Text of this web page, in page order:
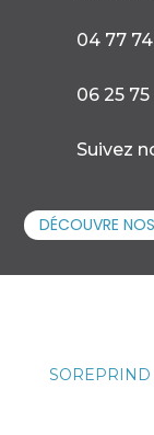
04 77
06 25
Suivez
DÉCOUVRE
SOREPRIND